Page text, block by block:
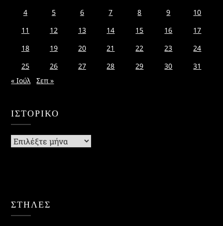
4
5 6 7 8 9
10
11
12 13 14 15 16
17
18
19 20 21 22 23
24
25
26 27 28 29 30
31
« Ιούλ
Σεπ »
ΙΣΤΟΡΙΚΌ
Ιστορικό
ΣΤΗΛΕΣ